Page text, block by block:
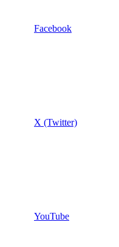
Facebook
X (Twitter)
YouTube